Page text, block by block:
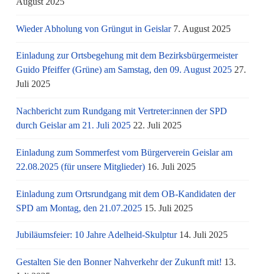
Wieder Abholung von Grüngut in Geislar 7. August 2025
Einladung zur Ortsbegehung mit dem Bezirksbürgermeister
Guido Pfeiffer (Grüne) am Samstag, den 09. August 2025 27.
Juli 2025
Nachbericht zum Rundgang mit Vertreter:innen der SPD
durch Geislar am 21. Juli 2025 22. Juli 2025
Einladung zum Sommerfest vom Bürgerverein Geislar am
22.08.2025 (für unsere Mitglieder) 16. Juli 2025
Einladung zum Ortsrundgang mit dem OB-Kandidaten der
SPD am Montag, den 21.07.2025 15. Juli 2025
Jubiläumsfeier: 10 Jahre Adelheid-Skulptur 14. Juli 2025
Gestalten Sie den Bonner Nahverkehr der Zukunft mit! 13.